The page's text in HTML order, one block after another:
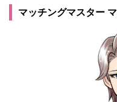
マッチングマスター